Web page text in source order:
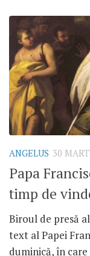
ANGELUS 30
Papa
timp de
Biroul de presă
text al Papei
duminică, în